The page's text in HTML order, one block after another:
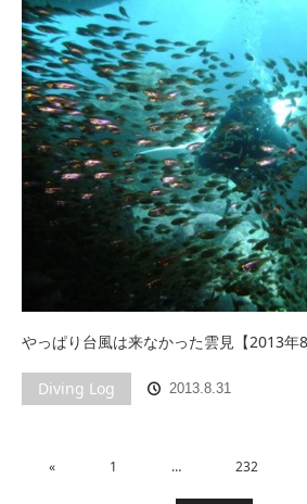
やっぱり台風は来なかった雲見【2013年8
Diving Log 2013.8.31
« 1 … 232